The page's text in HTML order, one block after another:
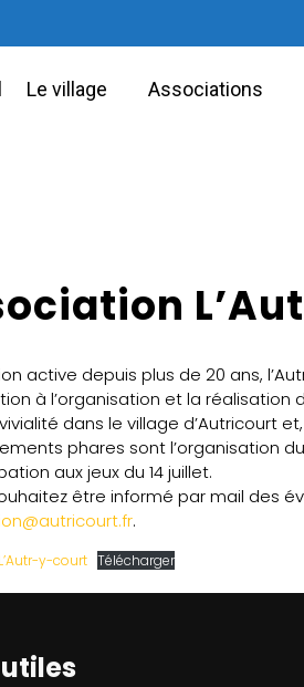
Le village Associations
active depuis plus de 20 ans,
à l’organisation et la
dans le village d’Autricourt
phares sont l’organisation
aux jeux du 14 juillet.
être informé par mail des
.
y-court Télécharger